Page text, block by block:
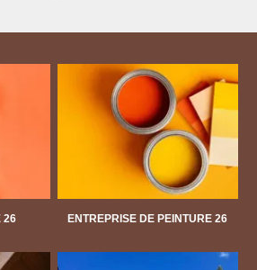
26 ENTREPRISE DE PEINTURE 26